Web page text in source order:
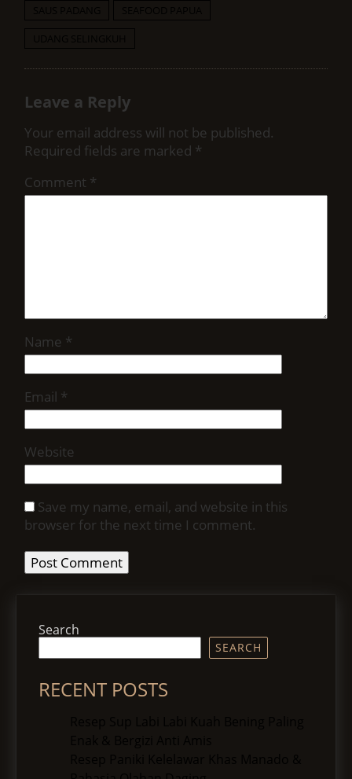
Leave a Reply
Your email address will not be published.
Required fields are marked *
Comment *
Name *
Email *
Website
Save my name, email, and website in this
browser for the next time I comment.
Search
SEARCH
RECENT POSTS